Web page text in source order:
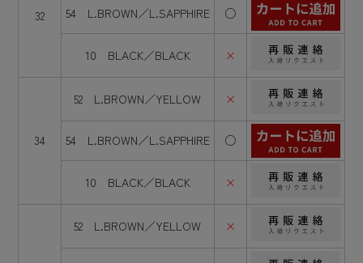
32 54 L.BROWN／L.SAPPHIRE ○
10 BLACK／BLACK ×
34
52 L.BROWN／YELLOW ×
54 L.BROWN／L.SAPPHIRE ○
10 BLACK／BLACK ×
52 L.BROWN／YELLOW ×